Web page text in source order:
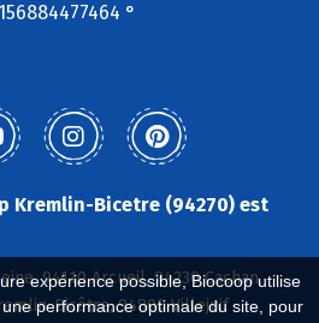
expérience possible, Biocoop utilise
performance optimale du site, pour
°
Kremlin-Bicetre (94270) est
94110 Arcueil, 94230 Cachan,
Bicêtre, 94800 Villejuif